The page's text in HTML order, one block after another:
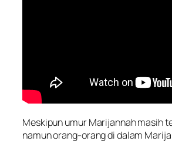
Meskipun umur Marijannah masih
namun orang-orang di dalam